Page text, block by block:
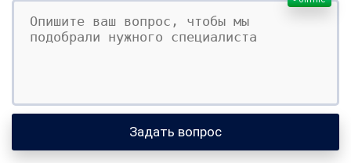
Ваш вопрос
Ваше имя
Ваши контакты
Задать вопрос